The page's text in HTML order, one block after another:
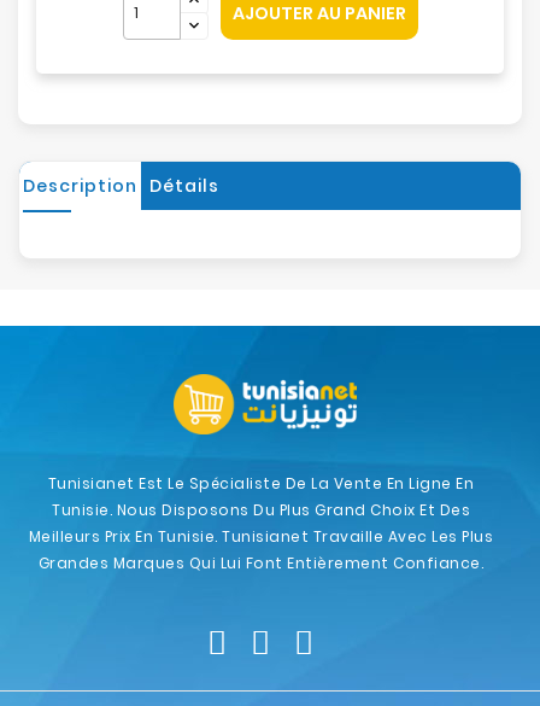
AJOUTER AU PANIER
Description Détails
Tunisianet Est Le Spécialiste De La Vente En Ligne En
Tunisie. Nous Disposons Du Plus Grand Choix Et Des
Meilleurs Prix En Tunisie. Tunisianet Travaille Avec Les Plus
Grandes Marques Qui Lui Font Entièrement Confiance.